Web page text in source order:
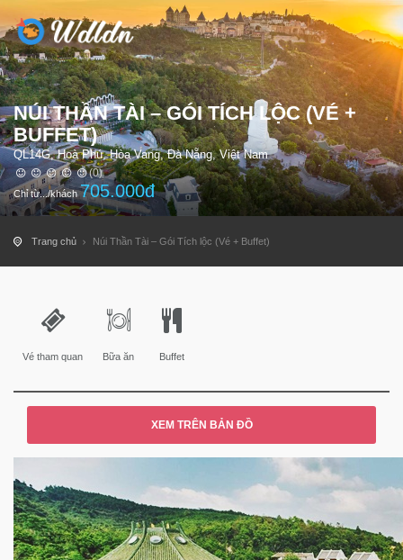
NÚI THẦN TÀI – GÓI TÍCH LỘC (VÉ +
BUFFET)
QL14G, Hoà Phú, Hòa Vang, Đà Nẵng, Việt Nam
(0)
Chỉ từ.../khách705.000đ
Trang chủ Núi Thần Tài – Gói Tích lộc (Vé + Buffet)
Vé tham quan Bữa ăn Buffet
XEM TRÊN BẢN ĐỒ